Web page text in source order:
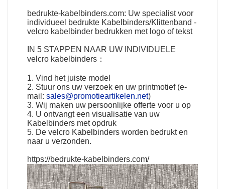
bedrukte-kabelbinders.com: Uw specialist voor
individueel bedrukte Kabelbinders/Klittenband -
velcro kabelbinder bedrukken met logo of tekst
IN 5 STAPPEN NAAR UW INDIVIDUELE
velcro kabelbinders ：
1. Vind het juiste model
2. Stuur ons uw verzoek en uw printmotief (e-
mail:sales@promotieartikelen.net)
3. Wij maken uw persoonlijke offerte voor u op
4. U ontvangt een visualisatie van uw
Kabelbinders met opdruk
5. De velcro Kabelbinders worden bedrukt en
naar u verzonden.
https://bedrukte-kabelbinders.com/